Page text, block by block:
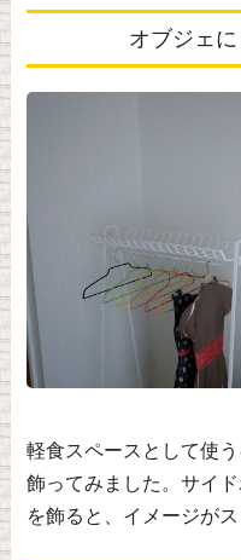
オブジェ
軽食スペースとして使
飾ってみました。サイ
を飾ると、イメージが